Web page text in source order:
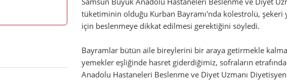
tüketiminin olduğu Kurban Bayramı'nda kolestrolü,
için beslenmeye dikkat edilmesi gerektiğini söyledi.
Bayramlar bütün aile bireylerini bir araya getirmekle
yemekler eşliğinde hasret giderdiğimiz, sofraların
Anadolu Hastaneleri Beslenme ve Diyet Uzmanı